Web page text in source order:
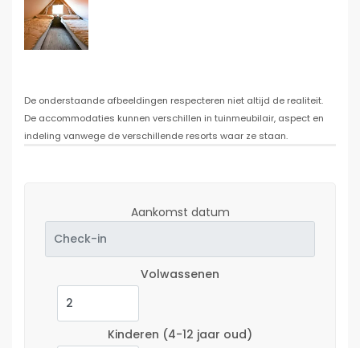
De onderstaande afbeeldingen respecteren niet altijd de realiteit.
De accommodaties kunnen verschillen in tuinmeubilair, aspect en
indeling vanwege de verschillende resorts waar ze staan.
Aankomst datum
Volwassenen
Kinderen (4-12 jaar oud)